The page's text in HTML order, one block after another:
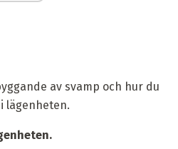
av svamp och hur du
lägenheten.